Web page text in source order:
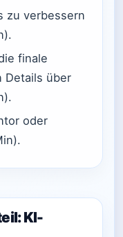
zu verbessern
finale
Details über
oder
KI-